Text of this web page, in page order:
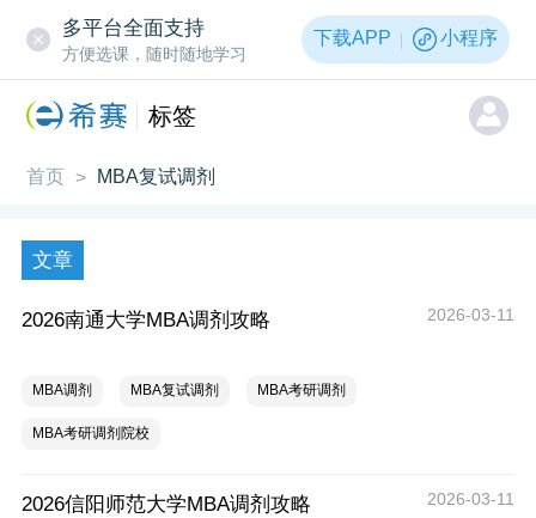
多平台全面支持
方便选课，随时随地学习
下载APP 小程序
标签
首页 > MBA复试调剂
文章
2026南通大学MBA调剂攻略 2026-03-11
MBA调剂 MBA复试调剂 MBA考研调剂
MBA考研调剂院校
2026信阳师范大学MBA调剂攻略 2026-03-11